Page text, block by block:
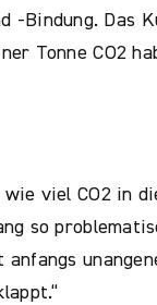
-Bindung.
Tonne CO2
viel CO2 in
so